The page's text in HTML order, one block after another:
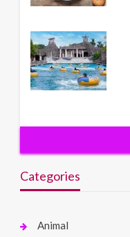
Categories
Animal